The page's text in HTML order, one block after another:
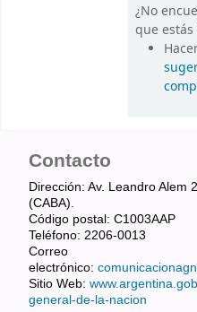
¿No
que
Contacto
Dirección: Av. Leandro Alem
(CABA).
Código postal: C1003AAP
Teléfono: 2206-0013
Correo
electrónico:
Sitio Web:
general-de-la-nacion